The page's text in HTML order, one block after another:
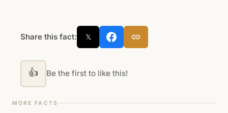
Share this fact: 𝕏
👍 Be the first to like this!
MORE FACTS